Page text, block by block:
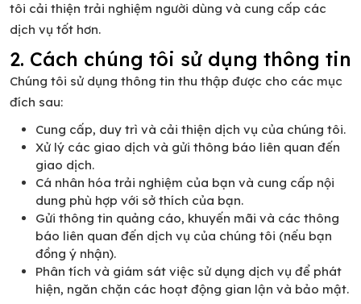
tôi cải thiện trải nghiệm người dùng và cung cấp các
dịch vụ tốt hơn.
2. Cách chúng tôi sử dụng thông tin
Chúng tôi sử dụng thông tin thu thập được cho các mục
đích sau:
Cung cấp, duy trì và cải thiện dịch vụ của chúng tôi.
Xử lý các giao dịch và gửi thông báo liên quan đến
giao dịch.
Cá nhân hóa trải nghiệm của bạn và cung cấp nội
dung phù hợp với sở thích của bạn.
Gửi thông tin quảng cáo, khuyến mãi và các thông
báo liên quan đến dịch vụ của chúng tôi (nếu bạn
đồng ý nhận).
Phân tích và giám sát việc sử dụng dịch vụ để phát
hiện, ngăn chặn các hoạt động gian lận và bảo mật.